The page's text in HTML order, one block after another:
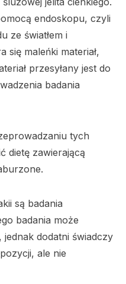
endoskopu, czyli
ze światłem i
się maleńki materiał,
przesyłany jest do
badania
tych
dietę zawierającą
są badania
badania może
dodatni świadczy
ale nie